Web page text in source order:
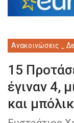
Ανακοινώσεις _
15
έγιναν 4,
και